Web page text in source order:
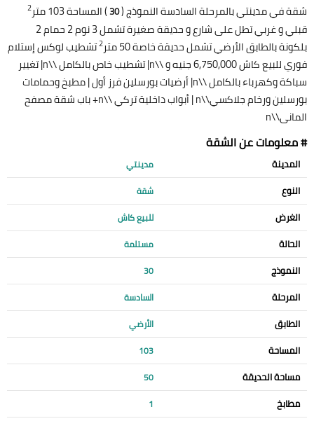
شقة في مدينتي بالمرحلة السادسة النموذج (30) المساحة 103 متر 2
قبلي و غربي تطل على شارع و حديقة صغيرة تشمل 3 نوم 2 حمام 2
بلكونة بالطابق الأرضي تشمل حديقة خاصة 50 متر
2تشطيب لوكس إستلام
فوري للبيع كاش 6,750,000 جنيه و \\n| تشطيب خاص بالكامل \\n| تغيير
سباكة وكهرباء بالكامل \\n| أرضيات بورسلين فرز أول | مطبخ وحمامات
بورسلين ورخام جلاكسي\\n | أبواب داخلية تركي \\n+ باب شقة مصفح
المانى\\n
# معلومات عن الشقة
المدينة مدينتي
النوع شقة
الغرض للبيع كاش
الحالة مستلمة
النموذج 30
المرحلة السادسة
الطابق الأرضي
المساحة 103
مساحة الحديقة 50
مطابخ 1